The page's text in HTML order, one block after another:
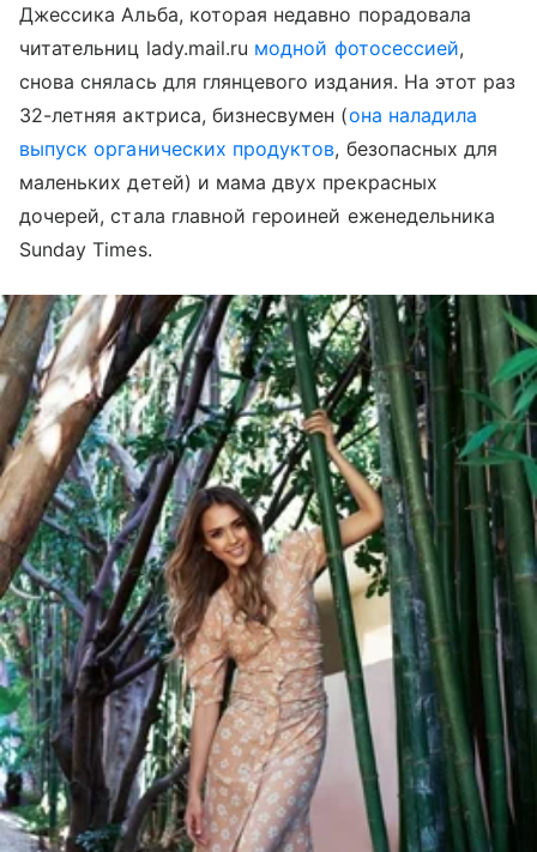
Джессика Альба, которая недавно порадовала
читательниц lady.mail.ru модной фотосессией,
снова снялась для глянцевого издания. На этот раз
32-летняя актриса, бизнесвумен (она наладила
выпуск органических продуктов, безопасных для
маленьких детей) и мама двух прекрасных
дочерей, стала главной героиней еженедельника
Sunday Times.